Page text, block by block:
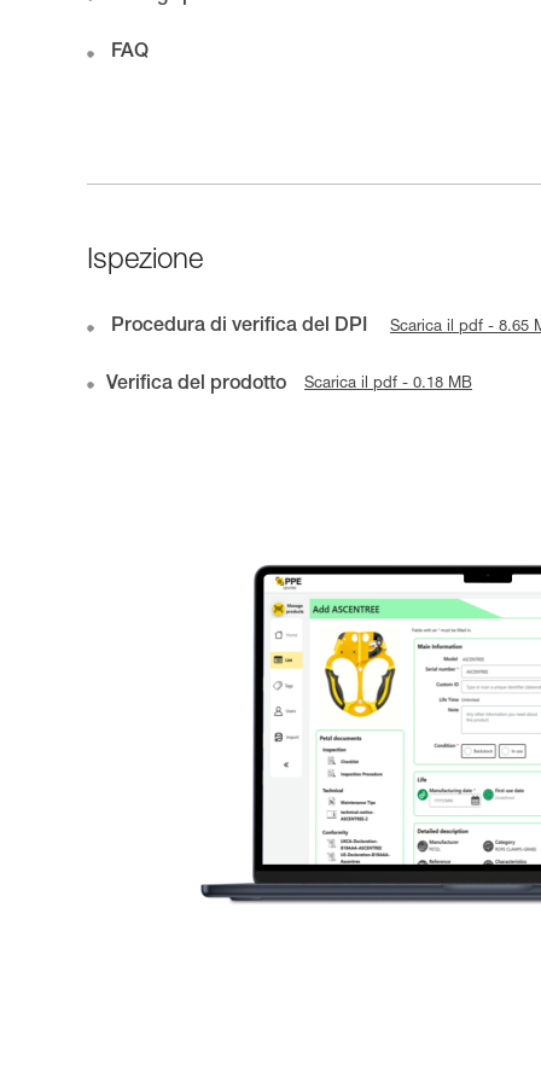
FAQ
Ispezione
Procedura di verifica del DPI Scarica il pdf - 8.65
Verifica del prodotto Scarica il pdf - 0.18 MB